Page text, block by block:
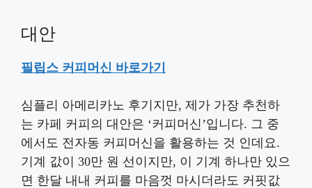
대안
필립스 커피머신 바로가기
심플리 아메리카노 후기지만, 제가 가장 추천하
는 카페 커피의 대안은 ‘커피머신’입니다. 그 중
에서도 전자동 커피머신을 활용하는 것 인데요.
기계 값이 30만 원 선이지만, 이 기계 하나만 있으
면 한달 내내 커피를 마음껏 마시더라도 커핏값